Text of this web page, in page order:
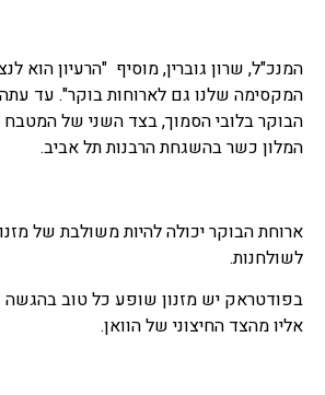
המנכ"ל, שרון גוברין, מוסיף "הרעיון הוא
המקסימה שלנו גם לארוחות בוקר". עד
הבוקר בלובי הסמוך, בצד השני של
המלון כשר בהשגחת הרבנות תל אביב.
ארוחת הבוקר יכולה להיות משולבת של
לשולחנות.
בפודטראק יש מזנון שופע כל טוב בהגשה
אליו מהצד החיצוני של הוואן.